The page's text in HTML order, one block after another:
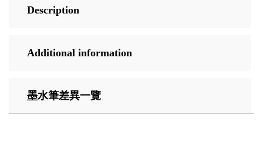
Description
Additional information
墨水筆差異一覽